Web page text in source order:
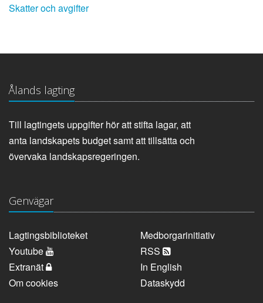
Skatter och avgifter
Ålands lagting
Till lagtingets uppgifter hör att stifta lagar, att
anta landskapets budget samt att tillsätta och
övervaka landskapsregeringen.
Genvägar
Lagtingsbiblioteket
Medborgarinitiativ
Youtube
RSS
Extranät
In English
Om cookies
Dataskydd